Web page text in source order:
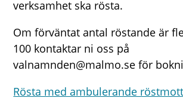
verksamhet ska rösta.
Om förväntat antal röstande är
100 kontaktar ni oss på
valnamnden@malmo.se för
Rösta med ambulerande